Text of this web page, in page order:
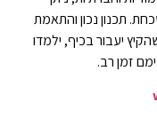
תכנון נכון והתאמת
יעבור בכיף, ילמדו
זמן רב.